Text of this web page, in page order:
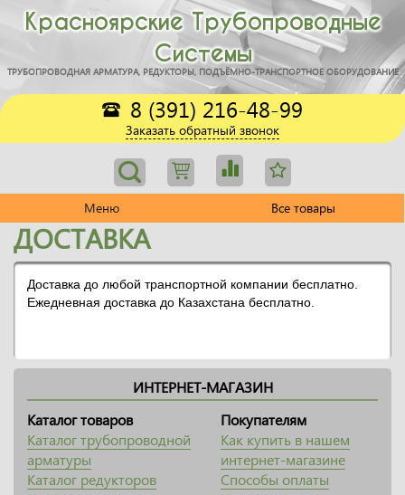
Красноярские Трубопроводные
Системы
ТРУБОПРОВОДНАЯ АРМАТУРА, РЕДУКТОРЫ, ПОДЪЁМНО-ТРАНСПОРТНОЕ ОБОРУДОВАНИЕ
8 (391) 216-48-99
Заказать обратный звонок
Меню Все товары
ДОСТАВКА
Доставка до любой транспортной компании бесплатно.
Ежедневная доставка до Казахстана бесплатно.
ИНТЕРНЕТ-МАГАЗИН
Каталог товаров
Каталог трубопроводной
арматуры
Каталог редукторов
Покупателям
Как купить в нашем
интернет-магазине
Способы оплаты